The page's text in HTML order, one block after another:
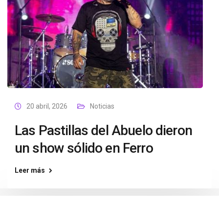
20 abril, 2026 Noticias
Las Pastillas del Abuelo dieron
un show sólido en Ferro
Leer más